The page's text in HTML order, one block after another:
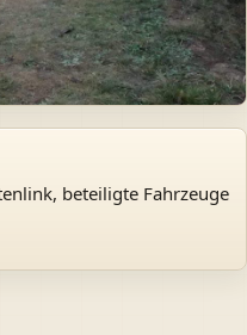
beteiligte Fahrzeuge